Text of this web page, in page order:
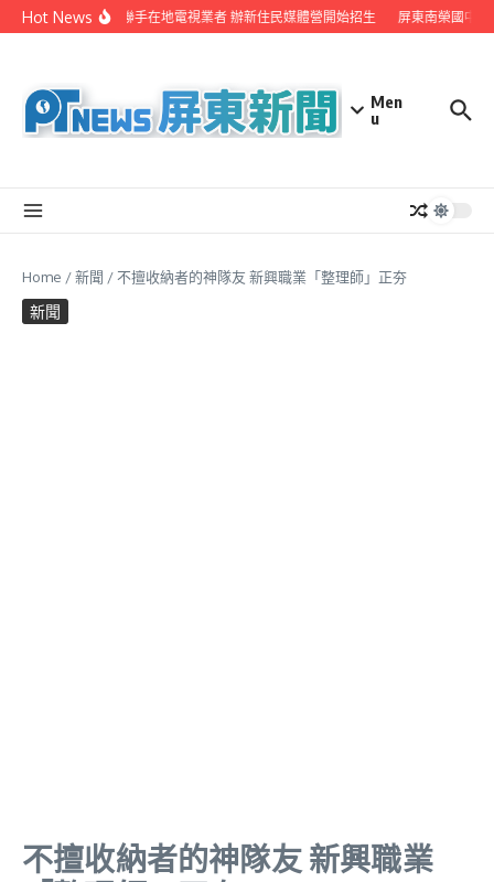
Skip to content
Hot News屏縣府聯手在地電視業者 辦新住民媒體營開始招生 屏東南榮國中
Men
u
Home /新聞 /不擅收納者的神隊友 新興職業「整理師」正夯
新聞
不擅收納者的神隊友 新興職業